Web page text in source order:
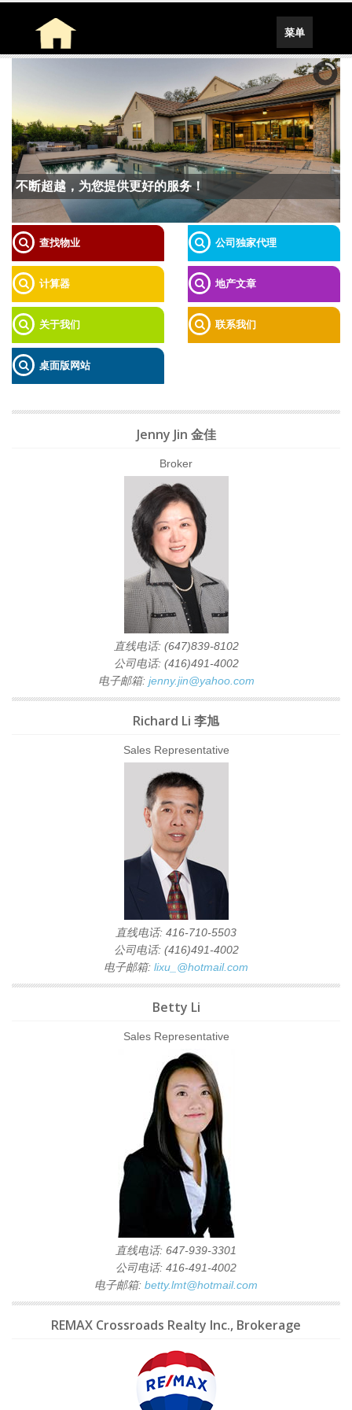
Toggle
navigation
菜单
不断超越，为您提供更好的服务！
查找物业 公司独家代理
计算器 地产文章
关于我们 联系我们
桌面版网站
Jenny Jin 金佳
Broker
直线电话: (647)839-8102
公司电话: (416)491-4002
电子邮箱: jenny.jin@yahoo.com
Richard Li 李旭
Sales Representative
直线电话: 416-710-5503
公司电话: (416)491-4002
电子邮箱: lixu_@hotmail.com
Betty Li
Sales Representative
直线电话: 647-939-3301
公司电话: 416-491-4002
电子邮箱: betty.lmt@hotmail.com
REMAX Crossroads Realty Inc., Brokerage